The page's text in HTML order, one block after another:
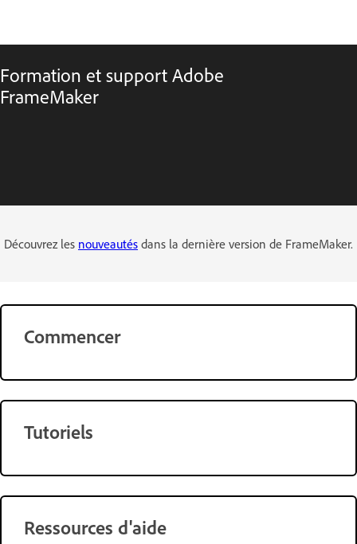
Formation et support Adobe
FrameMaker
Découvrez les nouveautés dans la dernière version de FrameMaker.
Commencer
Tutoriels
Ressources d'aide